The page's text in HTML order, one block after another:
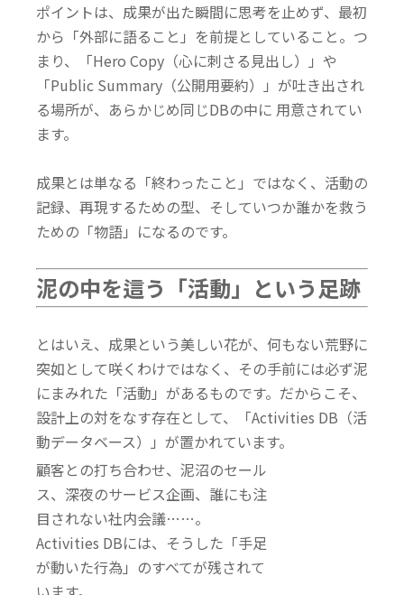
ポイントは、成果が出た瞬間に思考を止めず、 最初
から「外部に語ること」を前提としていること。つ
まり、「Hero Copy（心に刺さる見出し）」や
「Public Summary（公開用要約）」が吐き出され
る場所が、あらかじめ同じDBの中に 用意されてい
ます。
成果とは単なる「終わったこと」ではなく、 活動の
記録、再現するための型、そしていつか誰かを救う
ための「物語」になるのです。
泥の中を這う「活動」という足跡
とはいえ、成果という美しい花が、何もない荒野に
突如として咲くわけではなく、その手前には必ず泥
にまみれた「活動」があるものです。 だからこそ、
設計上の対をなす存在として、「Activities DB（活
動データベース）」が置かれています。
顧客との打ち合わせ、泥沼のセール
ス、深夜のサービス企画、誰にも注
目されない社内会議……。
Activities DBには、そうした「手足
が動いた行為」のすべてが残されて